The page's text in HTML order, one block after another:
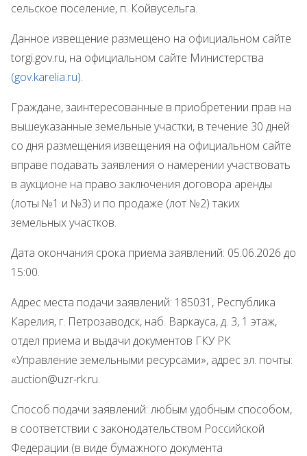
сельское поселение, п. Койвусельга.
Данное извещение размещено на официальном сайте
torgi.gov.ru, на официальном сайте Министерства
(gov.karelia.ru).
Граждане, заинтересованные в приобретении прав на
вышеуказанные земельные участки, в течение 30 дней
со дня размещения извещения на официальном сайте
вправе подавать заявления о намерении участвовать
в аукционе на право заключения договора аренды
(лоты №1 и №3) и по продаже (лот №2) таких
земельных участков.
Дата окончания срока приема заявлений: 05.06.2026 до
15:00.
Адрес места подачи заявлений: 185031, Республика
Карелия, г. Петрозаводск, наб. Варкауса, д. 3, 1 этаж,
отдел приема и выдачи документов ГКУ РК
«Управление земельными ресурсами», адрес эл. почты:
auction@uzr-rk.ru.
Способ подачи заявлений: любым удобным способом,
в соответствии с законодательством Российской
Федерации (в виде бумажного документа